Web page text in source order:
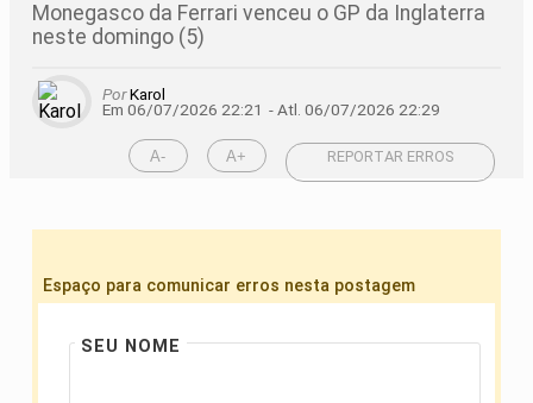
Monegasco da Ferrari venceu o GP da Inglaterra
neste domingo (5)
PorKarol
Em 06/07/2026 22:21 - Atl. 06/07/2026 22:29
A- A+ REPORTAR ERROS
Espaço para comunicar erros nesta postagem
SEU NOME